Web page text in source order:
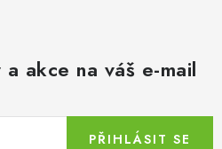
akce na váš e-mail
PŘIHLÁSIT SE